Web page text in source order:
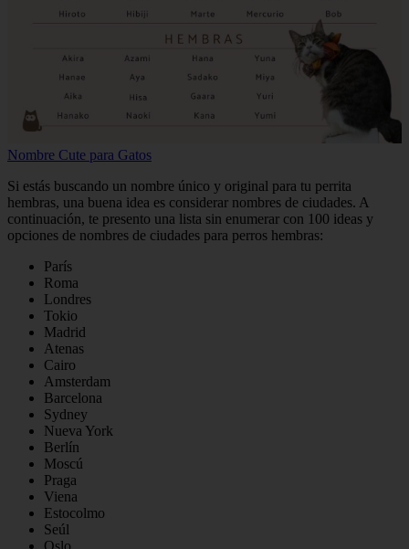
Nombre Cute para Gatos
Si estás buscando un nombre único y original para tu perrita
hembras, una buena idea es considerar nombres de ciudades. A
continuación, te presento una lista sin enumerar con 100 ideas y
opciones de nombres de ciudades para perros hembras:
París
Roma
Londres
Tokio
Madrid
Atenas
Cairo
Amsterdam
Barcelona
Sydney
Nueva York
Berlín
Moscú
Praga
Viena
Estocolmo
Seúl
Oslo